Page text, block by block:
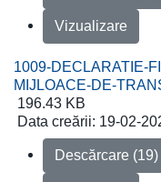
Vizualizare
1009-DECLARATIE-
MIJLOACE-DE-
196.43 KB
Data creării: 19-02-
Descărcare (19)